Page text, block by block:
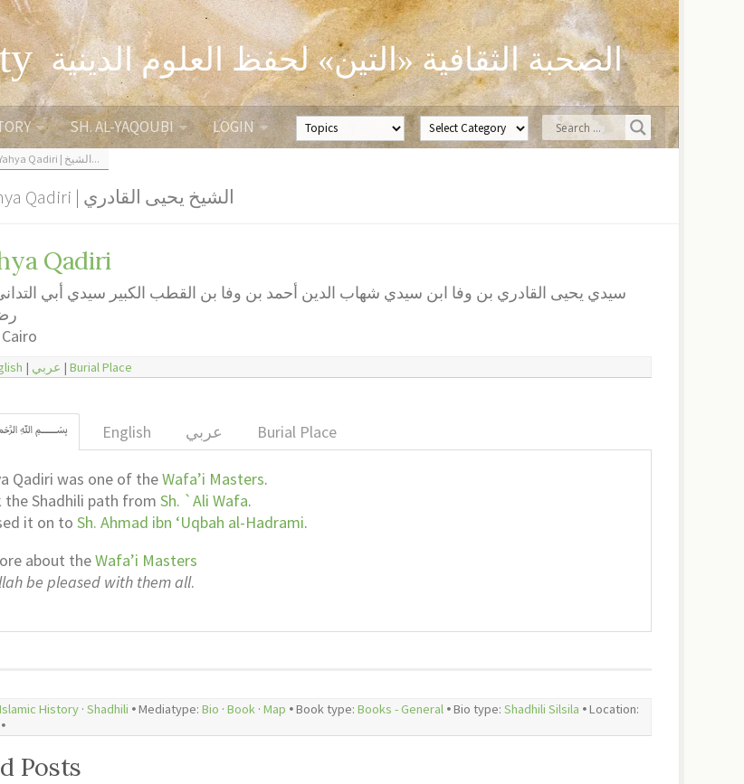
الصحبة الثقافية «التين» لحفظ العلوم الدينية
SH. AL-YAQOUBI LOGIN
Bio: Sh. Yahya Qadiri | الشيخ...
Bio: Sh. Yahya Qadiri | الشيخ يحيى القادري
Qadiri
سيدي يحيى القادري بن وفا ابن سيدي شهاب الدين أحمد بن وفا بن القطب الكبير سيدي أبي
| عربي | Burial Place
English عربي Burial Place
Qadiri was one of theWafa’i Masters.
the Shadhili path from Sh. `Ali Wafa.
it on to Sh. Ahmad ibn ‘Uqbah al-Hadrami.
about theWafa’i Masters
be pleased with them all.
Islamic History · Shadhili 🞄 Mediatype: Bio · Book · Map 🞄 Book type: Books - General 🞄 Bio type: Shadhili Silsila 🞄 Location:
🞄
Posts